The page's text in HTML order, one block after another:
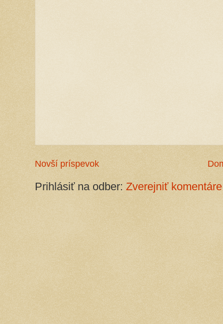
Novší príspevok
Prihlásiť na odber: Zverejniť